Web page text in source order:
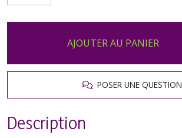
AJOUTER AU PANIER
POSER UNE QUESTION
Description